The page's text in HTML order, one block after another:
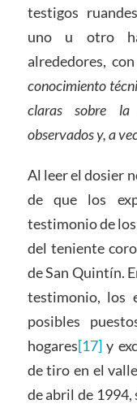
testigos
uno u otro
alrededores,
conocimiento
claras sobre la
observados y, a
Al leer el dosier
de que los
testimonio de
del teniente
de San Quintín.
testimonio, los
posibles
hogares[17]y
de tiro en el
de abril de 1994,